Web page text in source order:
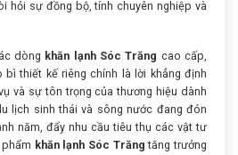
hỏi sự đồng bộ, tính chuyên nghiệp và
dòng khăn lạnh Sóc Trăng cao cấp,
thiết kế riêng chính là lời khẳng định
và sự tôn trọng của thương hiệu dành
lịch sinh thái và sông nước đang đón
năm, đẩy nhu cầu tiêu thụ các vật tư
khăn lạnh Sóc Trăng tăng trưởng